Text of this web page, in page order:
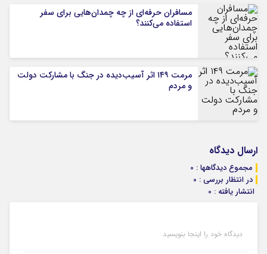
مسافران حرفه‌ای از چه چمدان‌هایی برای سفر
استفاده می‌کنند؟
مرمت ۱۴۹ اثر آسیب‌دیده در جنگ با مشارکت دولت
و مردم
ارسال دیدگاه
مجموع دیدگاهها : 0
در انتظار بررسی : 0
انتشار یافته : 0
دیدگاه خود را اینجا بنویسید